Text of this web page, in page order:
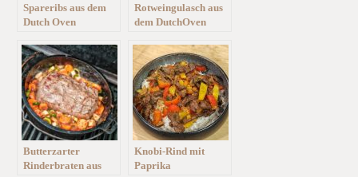
Spareribs aus dem
Dutch Oven
Rotweingulasch aus
dem DutchOven
Butterzarter
Rinderbraten aus
Knobi-Rind mit
Paprika